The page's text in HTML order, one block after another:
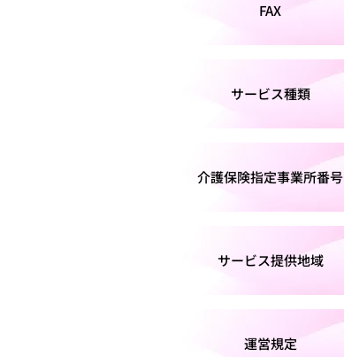
FAX
サービス種類
介護保険指定事業所番号
サービス提供地域
運営規定